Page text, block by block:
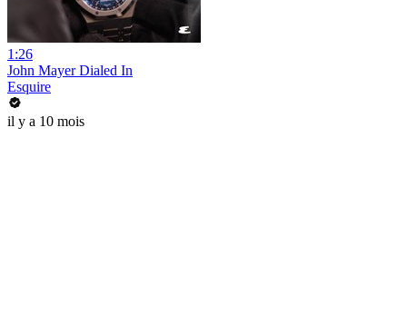
1:26
John Mayer Dialed In
Esquire
il y a 10 mois